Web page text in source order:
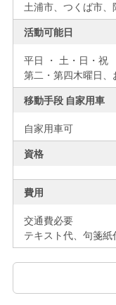
土浦市、つくば市
活動可能日
平日 ・ 土・日・祝
第二・第四木曜日、
移動手段 自家用車
自家用車可
資格
費用
交通費必要
テキスト代、句箋紙